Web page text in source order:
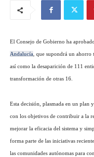
El Consejo de Gobierno ha
Andalucía, que supondrá un ahorro
así como la desaparición de 111
transformación de otras 16.
Esta decisión, plasmada en un plan
con los objetivos de contribuir a la
mejorar la eficacia del sistema y
forma parte de las iniciativas
las comunidades autónomas para